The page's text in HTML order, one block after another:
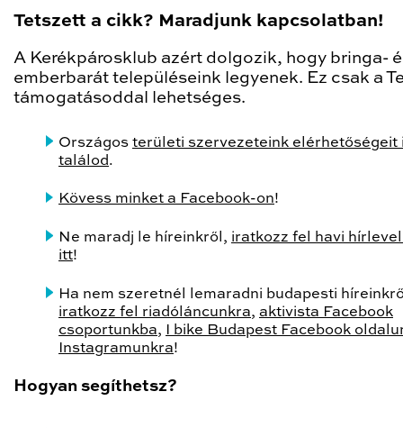
Tetszett a cikk? Maradjunk kapcsolatban!
A Kerékpárosklub azért dolgozik, hogy bringa-
emberbarát településeink legyenek. Ez csak a
támogatásoddal lehetséges.
Országos területi szervezeteink elérhetőségeit
találod.
Kövess minket a Facebook-on!
Ne maradj le híreinkről, iratkozz fel havi
itt!
Ha nem szeretnél lemaradni budapesti
iratkozz fel riadóláncunkra, aktivista Facebook
csoportunkba,
I bike Budapest Facebook
Instagramunkra!
Hogyan segíthetsz?